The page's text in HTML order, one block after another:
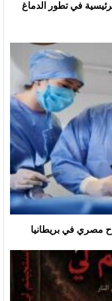
في تطور الدماغ
مصري في بريطانيا